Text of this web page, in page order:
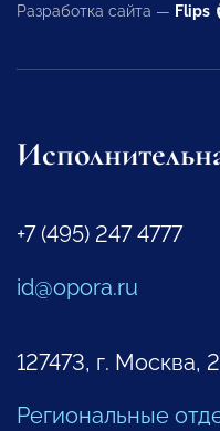
Разработка сайта — Flips
+7 (495) 247 4777
id@opora.ru
127473, г. Москва,
Региональные